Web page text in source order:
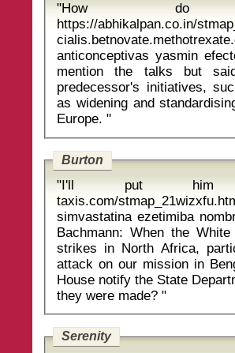
"How
https://abhikalpan.co.in/
anticonceptivas yasmin efectos New CEO Marion Helmes
mention the talks but
predecessor's initiatives,
as widening and
Europe. "
Burton
"I'll put him
taxis.com/
simvastatina ezetimiba nombre
Bachmann: When the
strikes in North Africa,
attack on our mission in
House notify the State
they were made? "
Serenity